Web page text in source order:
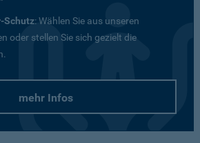
Schutz: Wählen Sie aus unseren
oder stellen Sie sich gezielt die
mehr Infos